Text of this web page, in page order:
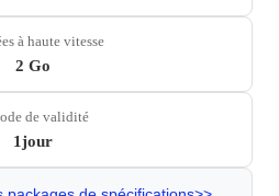
à haute vitesse
2 Go
de validité
1jour